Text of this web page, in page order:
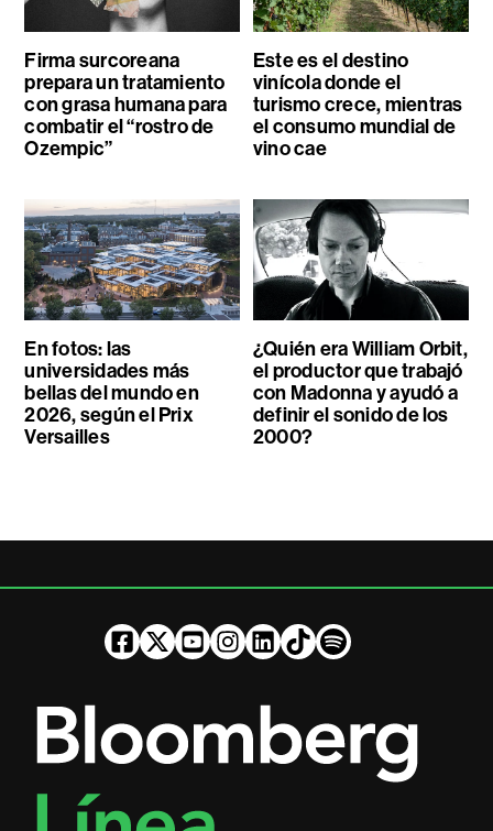
Firma surcoreana
prepara un tratamiento
con grasa humana para
combatir el “rostro de
Ozempic”
Este es el destino
vinícola donde el
turismo crece, mientras
el consumo mundial de
vino cae
En fotos: las
universidades más
bellas del mundo en
2026, según el Prix
Versailles
¿Quién era William Orbit,
el productor que trabajó
con Madonna y ayudó a
definir el sonido de los
2000?